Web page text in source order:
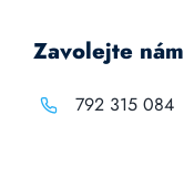
Zavolejte nám
792 315 084